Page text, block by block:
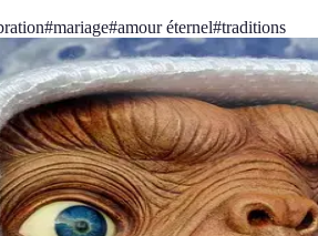
#mariage#amour éternel#traditions